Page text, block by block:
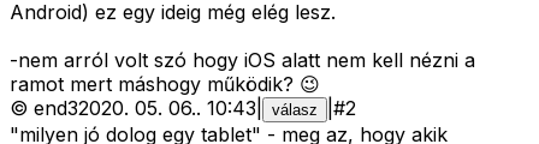
Android) ez egy ideig még elég lesz.
-nem arról volt szó hogy iOS alatt nem kell nézni a
ramot mert máshogy működik? 😉
© end32020. 05. 06.. 10:43 válasz #2
"milyen jó dolog egy tablet" - meg az, hogy akik